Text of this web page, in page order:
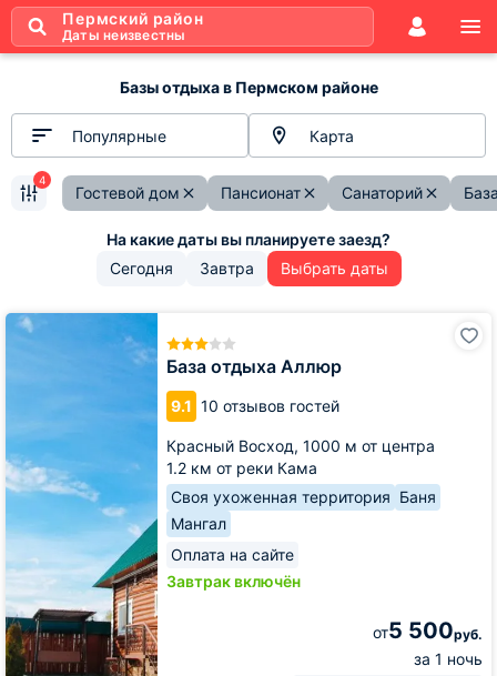
Пермский район
Даты неизвестны
Базы отдыха в Пермском районе
Популярные Карта
Гостевой дом Пансионат Санаторий
4
Сегодня Завтра Выбрать даты
База отдыха Аллюр
9.1 10 отзывов гостей
Красный Восход, 1000 м от центра
1.2 км от реки Кама
Своя ухоженная территория Баня
Мангал
Оплата на сайте
Завтрак включён
от5 500руб.
за 1 ночь
База